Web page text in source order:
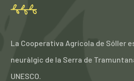
La Cooperativa Agrícola de Sóller
neuràlgic de la Serra de
UNESCO.